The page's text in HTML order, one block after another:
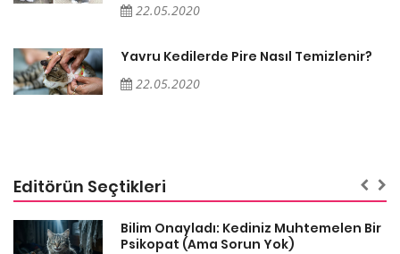
22.05.2020
Yavru Kedilerde Pire Nasıl Temizlenir?
22.05.2020
Editörün Seçtikleri
Bilim Onayladı: Kediniz Muhtemelen Bir
Psikopat (Ama Sorun Yok)